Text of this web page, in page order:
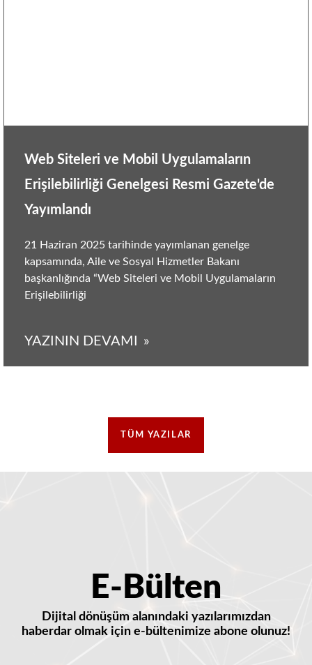
Web Siteleri ve Mobil Uygulamaların
Erişilebilirliği Genelgesi Resmi Gazete'de
Yayımlandı
21 Haziran 2025 tarihinde yayımlanan genelge
kapsamında, Aile ve Sosyal Hizmetler Bakanı
başkanlığında “Web Siteleri ve Mobil Uygulamaların
Erişilebilirliği
YAZININ DEVAMI
TÜM YAZILAR
E-Bülten
Dijital dönüşüm alanındaki yazılarımızdan
haberdar olmak için e-bültenimize abone olunuz!